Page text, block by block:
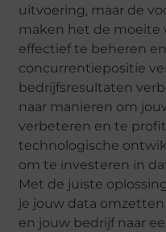
uitvoering, maar de
maken het de moeite
effectief te beheren
concurrentiepositie
bedrijfsresultaten
naar manieren om
verbeteren en te
technologische
om te investeren in
Met de juiste
je jouw data
en jouw bedrijf naar